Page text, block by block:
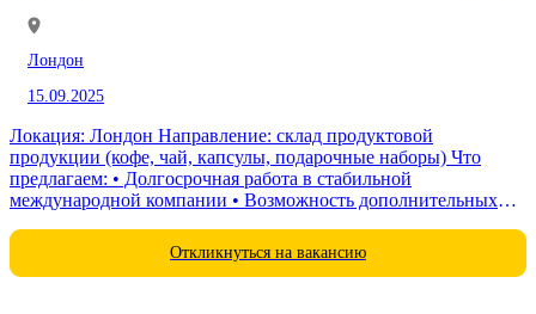
Лондон
15.09.2025
Локация: Лондон Направление: склад продуктовой
продукции (кофе, чай, капсулы, подарочные наборы) Что
предлагаем: • Долгосрочная работа в стабильной
международной компании • Возможность дополнительных
Откликнуться на вакансию